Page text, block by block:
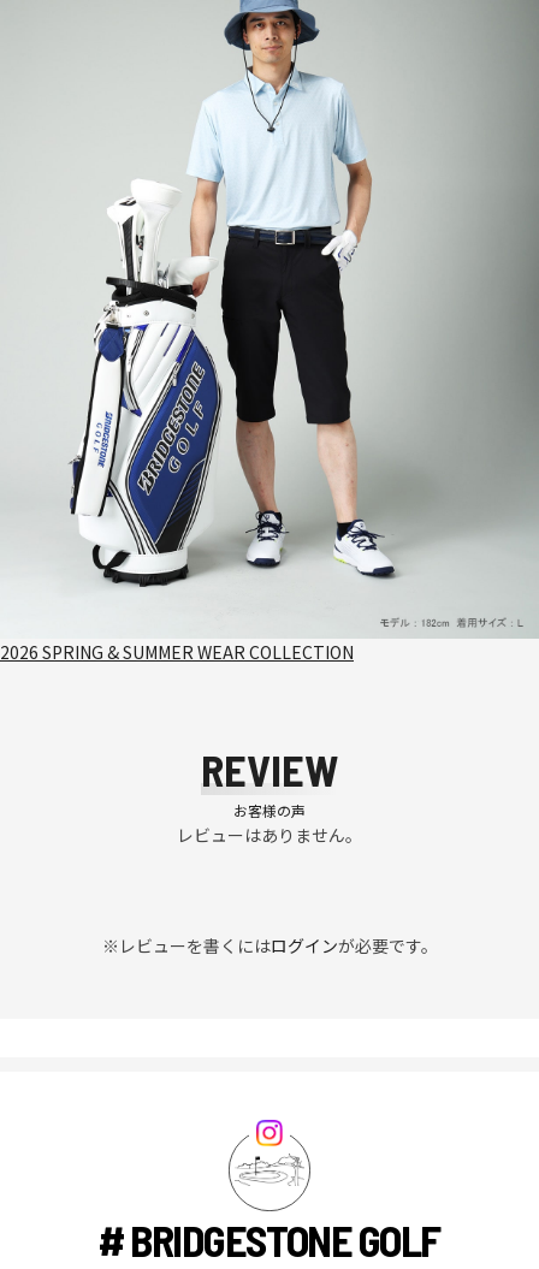
2026 SPRING & SUMMER WEAR COLLECTION
REVIEW
お客様の声
レビューはありません。
※レビューを書くにはログインが必要です。
# BRIDGESTONE GOLF